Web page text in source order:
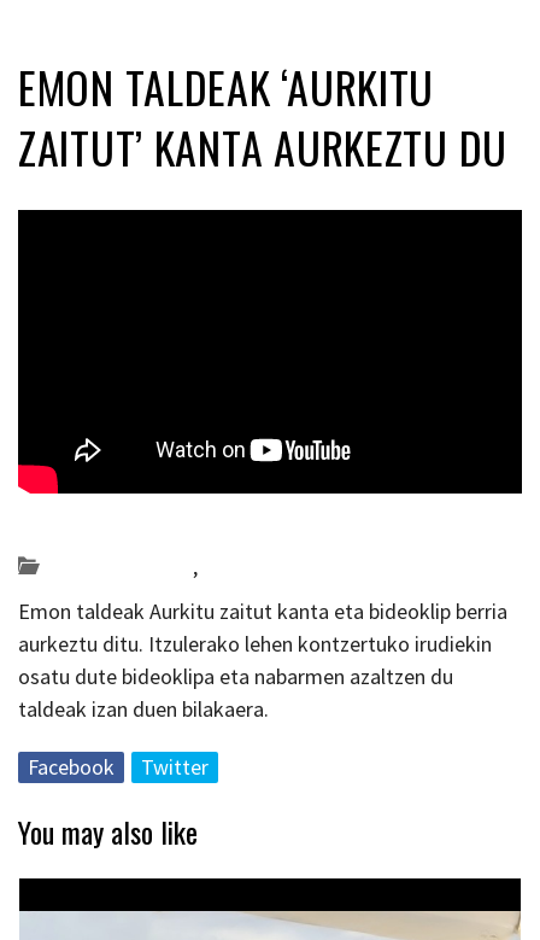
EMON TALDEAK ‘AURKITU
ZAITUT’ KANTA AURKEZTU DU
,
Emon taldeak Aurkitu zaitut kanta eta bideoklip berria
aurkeztu ditu. Itzulerako lehen kontzertuko irudiekin
osatu dute bideoklipa eta nabarmen azaltzen du
taldeak izan duen bilakaera.
Facebook Twitter
You may also like